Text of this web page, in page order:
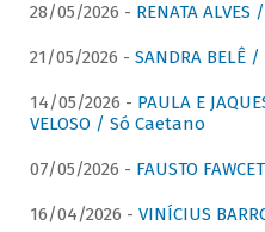
28/05/2026 - RENATA
21/05/2026 - SANDRA BELÊ
14/05/2026 - PAULA E
VELOSO / Só Caetano
07/05/2026 - FAUSTO
16/04/2026 - VINÍCIUS